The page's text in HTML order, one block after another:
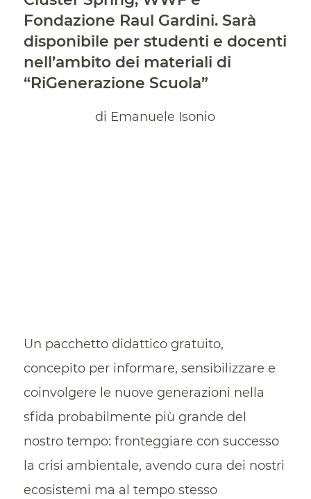
Fondazione Raul Gardini. Sarà
disponibile per studenti e docenti
nell’ambito dei materiali di
“RiGenerazione Scuola”
di Emanuele Isonio
Un pacchetto didattico gratuito,
concepito per informare, sensibilizzare e
coinvolgere le nuove generazioni nella
sfida probabilmente più grande del
nostro tempo: fronteggiare con successo
la crisi ambientale, avendo cura dei nostri
ecosistemi ma al tempo stesso